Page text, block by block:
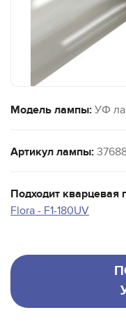
Модель лампы: УФ
Артикул лампы:
Подходит кварцевая
Flora - F1-180UV